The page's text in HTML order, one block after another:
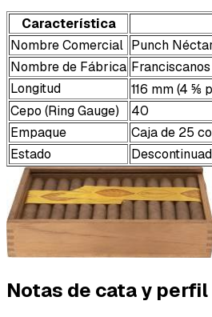
Característica
Nombre Comercial Punch
Nombre de Fábrica Franciscanos
Longitud
116 mm (4 ⅝
Cepo (Ring Gauge)
40
Empaque
Caja de 25
Estado
Notas de cata y